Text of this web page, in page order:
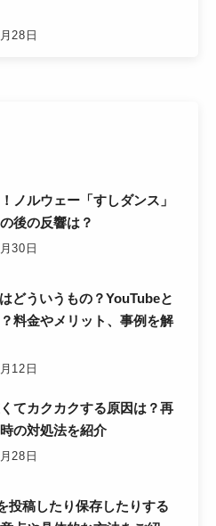
28日
ノルウェー「すしダンス」
後の反響は？
30日
どういうもの？YouTubeと
料金やメリット、事例を解
12日
てカクカクする原因は？再
の対処法を紹介
28日
投稿したり保存したりする